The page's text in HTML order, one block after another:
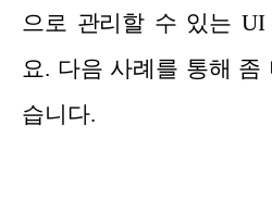
으로 관리할 수 있는 UI
요. 다음 사례를 통해 좀
습니다.